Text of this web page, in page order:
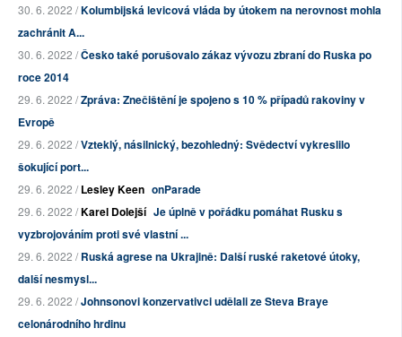
30. 6. 2022 /Kolumbijská levicová vláda by útokem na nerovnost mohla
zachránit A...
30. 6. 2022 /Česko také porušovalo zákaz vývozu zbraní do Ruska po
roce 2014
29. 6. 2022 /Zpráva: Znečištění je spojeno s 10 % případů rakoviny v
Evropě
29. 6. 2022 /Vzteklý, násilnický, bezohledný: Svědectví vykreslilo
šokující port...
29. 6. 2022 /Lesley Keen onParade
29. 6. 2022 /Karel Dolejší Je úplně v pořádku pomáhat Rusku s
vyzbrojováním proti své vlastní ...
29. 6. 2022 /Ruská agrese na Ukrajině: Další ruské raketové útoky,
další nesmysl...
29. 6. 2022 /Johnsonovi konzervativci udělali ze Steva Braye
celonárodního hrdinu